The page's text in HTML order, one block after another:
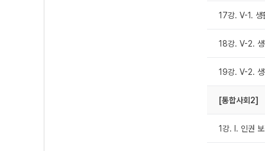
17강. Ⅴ-1. 생
18강. Ⅴ-2. 생
19강. Ⅴ-2. 생
[통합사회2]
1강. Ⅰ. 인권